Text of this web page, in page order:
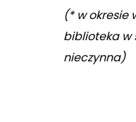
(* w okresie
biblioteka w
nieczynna)